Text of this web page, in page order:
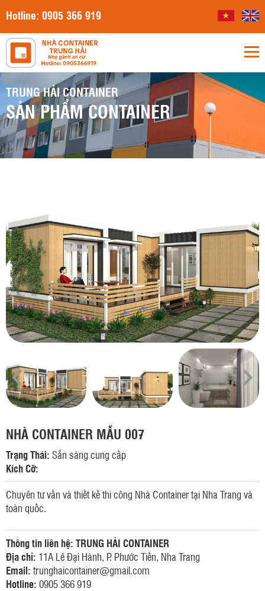
Hotline: 0905 366 919
TRUNG HẢI CONTAINER
SẢN PHẨM CONTAINER
NHÀ CONTAINER MẪU 007
Trạng Thái: Sẵn sàng cung cấp
Kích Cỡ:
Chuyên tư vấn và thiết kế thi công Nhà Container tại Nha Trang và
toàn quốc.
Thông tin liên hệ: TRUNG HẢI CONTAINER
Địa chỉ: 11A Lê Đại Hành, P. Phước Tiến, Nha Trang
Email: trunghaicontainer@gmail.com
Hotline: 0905 366 919